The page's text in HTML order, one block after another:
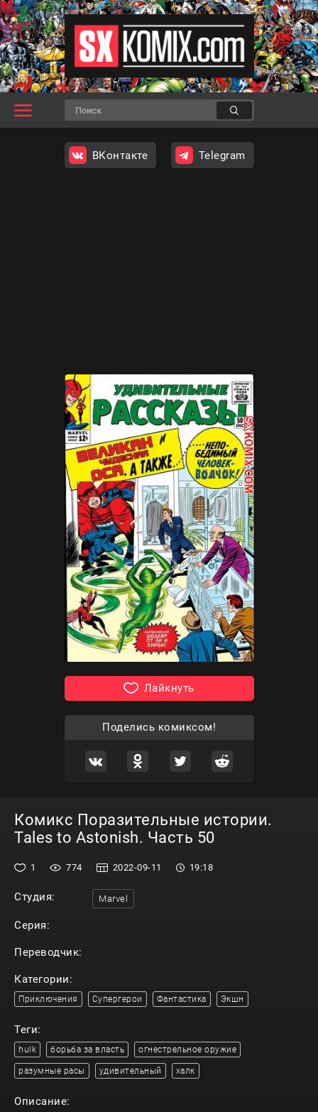
ВКонтакте Telegram
Лайкнуть
Поделись комиксом!
Комикс Поразительные истории.
Tales to Astonish. Часть 50
1 774 2022-09-11 19:18
Студия: Marvel
Серия:
Переводчик:
Категории:
Приключения Супергерои Фантастика Экшн
Теги:
hulk борьба за власть огнестрельное оружие
разумные расы удивительный халк
Описание: